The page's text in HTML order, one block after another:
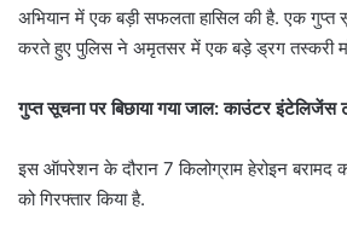
अभियान में एक बड़ी सफलता हासिल की है. एक गुप्त
करते हुए पुलिस ने अमृतसर में एक बड़े ड्रग तस्करी
गुप्त सूचना पर बिछाया गया जाल: काउंटर इंटेलिजेंस
इस ऑपरेशन के दौरान 7 किलोग्राम हेरोइन बरामद
को गिरफ्तार किया है.